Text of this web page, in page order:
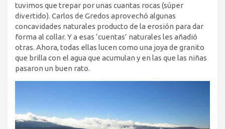
tuvimos que trepar por unas cuantas rocas (súper
divertido). Carlos de Gredos aprovechó algunas
concavidades naturales producto de la erosión para dar
forma al collar. Y a esas ‘cuentas’ naturales les añadió
otras. Ahora, todas ellas lucen como una joya de granito
que brilla con el agua que acumulan y en las que las niñas
pasaron un buen rato.